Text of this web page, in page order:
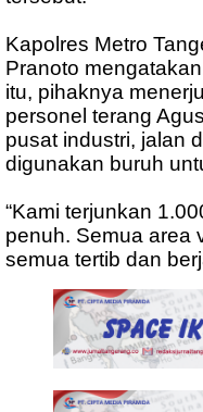
Kapolres Metro
Pranoto
itu, pihaknya
personel terang
pusat industri, jalan
digunakan buruh
“Kami terjunkan
penuh. Semua area
semua tertib dan